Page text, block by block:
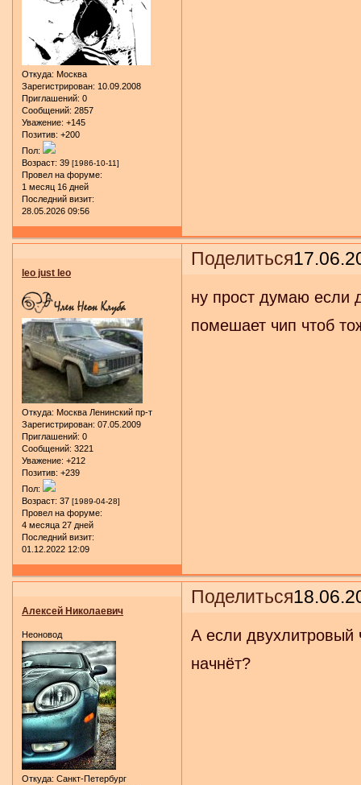
Откуда: Москва
Зарегистрирован: 10.09.2008
Приглашений: 0
Сообщений: 2857
Уважение: +145
Позитив: +200
Пол:
Возраст: 39 [1986-10-11]
Провел на форуме:
1 месяц 16 дней
Последний визит:
28.05.2026 09:56
Поделиться
leo just leo
Откуда: Москва Ленинский пр-т
Зарегистрирован: 07.05.2009
Приглашений: 0
Сообщений: 3221
Уважение: +212
Позитив: +239
Пол:
Возраст: 37 [1989-04-28]
Провел на форуме:
4 месяца 27 дней
Последний визит:
01.12.2022 12:09
ну прост думаю если
помешает чип чтоб
Поделиться
Алексей Николаевич
Неоновод
Откуда: Санкт-Петербург
А если двухлитровый
начнёт?